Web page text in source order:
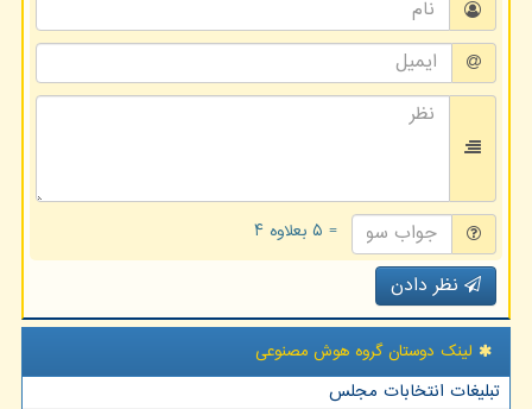
= ۵ بعلاوه ۴
نظر دادن
لینک دوستان گروه هوش مصنوعی
تبلیغات انتخابات مجلس